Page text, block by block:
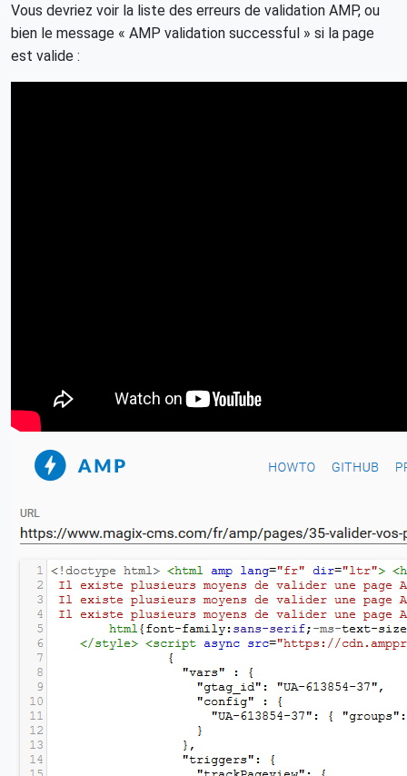
Vous devriez voir la liste des erreurs de validation AMP, ou
bien le message « AMP validation successful » si la page
est valide :